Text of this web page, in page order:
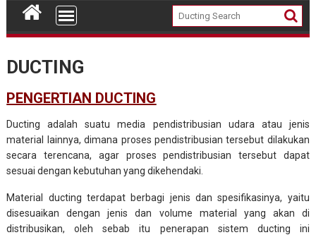
DUCTING
PENGERTIAN DUCTING
Ducting adalah suatu media pendistribusian udara atau jenis
material lainnya, dimana proses pendistribusian tersebut dilakukan
secara terencana, agar proses pendistribusian tersebut dapat
sesuai dengan kebutuhan yang dikehendaki.
Material ducting terdapat berbagi jenis dan spesifikasinya, yaitu
disesuaikan dengan jenis dan volume material yang akan di
distribusikan, oleh sebab itu penerapan sistem ducting ini